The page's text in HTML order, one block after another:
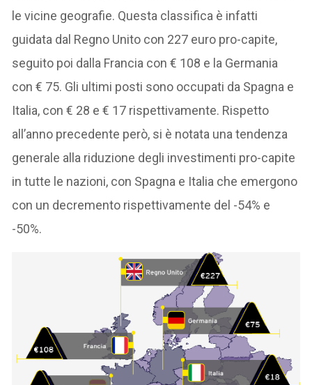
le vicine geografie. Questa classifica è infatti
guidata dal Regno Unito con 227 euro pro-capite,
seguito poi dalla Francia con € 108 e la Germania
con € 75. Gli ultimi posti sono occupati da Spagna e
Italia, con € 28 e € 17 rispettivamente. Rispetto
all’anno precedente però, si è notata una tendenza
generale alla riduzione degli investimenti pro-capite
in tutte le nazioni, con Spagna e Italia che emergono
con un decremento rispettivamente del -54% e
-50%.